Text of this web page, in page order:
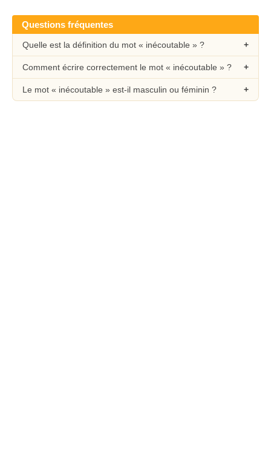
Questions fréquentes
Quelle est la définition du mot « inécoutable » ?
Comment écrire correctement le mot « inécoutable » ?
Le mot « inécoutable » est-il masculin ou féminin ?